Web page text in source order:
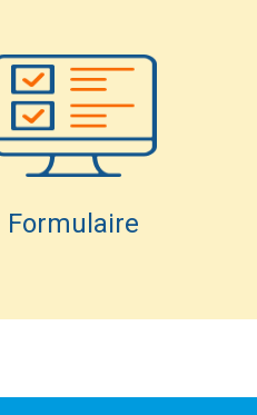
Formulaire